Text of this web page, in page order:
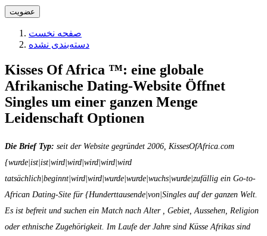
صفحه نخست
دسته‌بندی نشده
Kisses Of Africa ™: eine globale
Afrikanische Dating-Website Öffnet
Singles um einer ganzen Menge
Leidenschaft Optionen
Die Brief Typ: seit der Website gegründet 2006, KissesOfAfrica.com
{wurde|ist|ist|wird|wird|wird|wird|wird
tatsächlich|beginnt|wird|wird|wurde|wurde|wuchs|wurde|zufällig ein Go-to-
African Dating-Site für {Hunderttausende|von|Singles auf der ganzen Welt.
Es ist befreit und suchen ein Match nach Alter , Gebiet, Aussehen, Religion
oder ethnische Zugehörigkeit. Im Laufe der Jahre sind Küsse Afrikas sind